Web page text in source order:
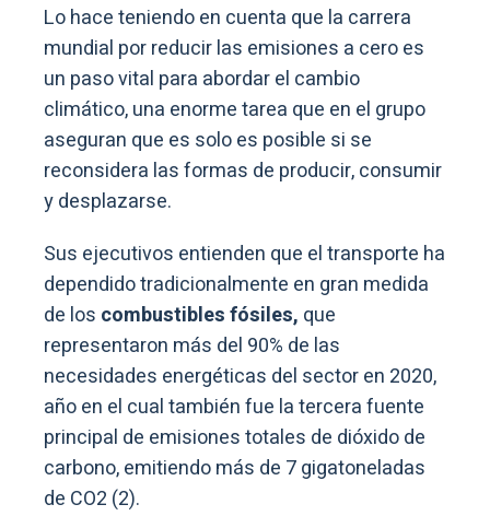
Lo hace teniendo en cuenta que la carrera
mundial por reducir las emisiones a cero es
un paso vital para abordar el cambio
climático, una enorme tarea que en el grupo
aseguran que es solo es posible si se
reconsidera las formas de producir, consumir
y desplazarse.
Sus ejecutivos entienden que el transporte ha
dependido tradicionalmente en gran medida
de los combustibles fósiles, que
representaron más del 90% de las
necesidades energéticas del sector en 2020,
año en el cual también fue la tercera fuente
principal de emisiones totales de dióxido de
carbono, emitiendo más de 7 gigatoneladas
de CO2 (2).